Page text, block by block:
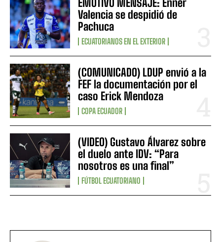
Valencia se despidió de
Pachuca
ECUATORIANOS EN EL EXTERIOR
(COMUNICADO) LDUP envió a la
FEF la documentación por el
caso Erick Mendoza
COPA ECUADOR
(VIDEO) Gustavo Álvarez sobre
el duelo ante IDV: “Para
nosotros es una final”
FÚTBOL ECUATORIANO